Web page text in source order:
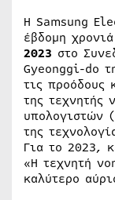
Η Samsung
έβδομη
2023 στο
Gyeonggi-do
τις προόδους
της τεχνητής
υπολογιστών
της
Για το 2023,
«Η τεχνητή
καλύτερο